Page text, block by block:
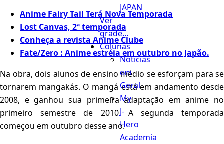
JAPAN
Ver
grade...
Colunas
Notícias
em
Geral
My
J-
Hero
Academia
Anime Fairy Tail Terá Nova Temporada
Lost Canvas, 2ª temporada
Conheça a revista Anime Clube
Fate/Zero : Anime estréia em outubro no Japão.
Na obra, dois alunos de ensino médio se esforçam para se
tornarem mangakás. O mangá está em andamento desde
2008, e ganhou sua primeira adaptação em anime no
primeiro semestre de 2010. A segunda temporada
começou em outubro desse ano.